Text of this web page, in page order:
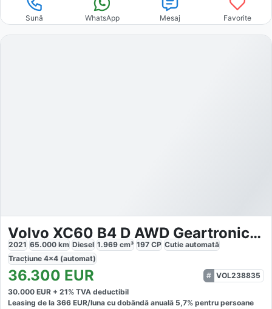
Sună WhatsApp Mesaj Favorite
Volvo XC60 B4 D AWD Geartronic RDesign
2021 65.000 km Diesel 1.969 cm³ 197 CP Cutie automată
Tracțiune 4x4 (automat)
36.300 EUR
VOL238835
30.000 EUR + 21% TVA deductibil
Leasing de la 366 EUR/luna cu dobăndă anuală 5,7% pentru persoane